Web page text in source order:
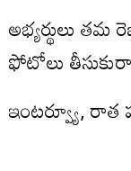
అభ్యర్థులు తమ
ఫోటోలు
ఇంటర్వ్యూ, రాత